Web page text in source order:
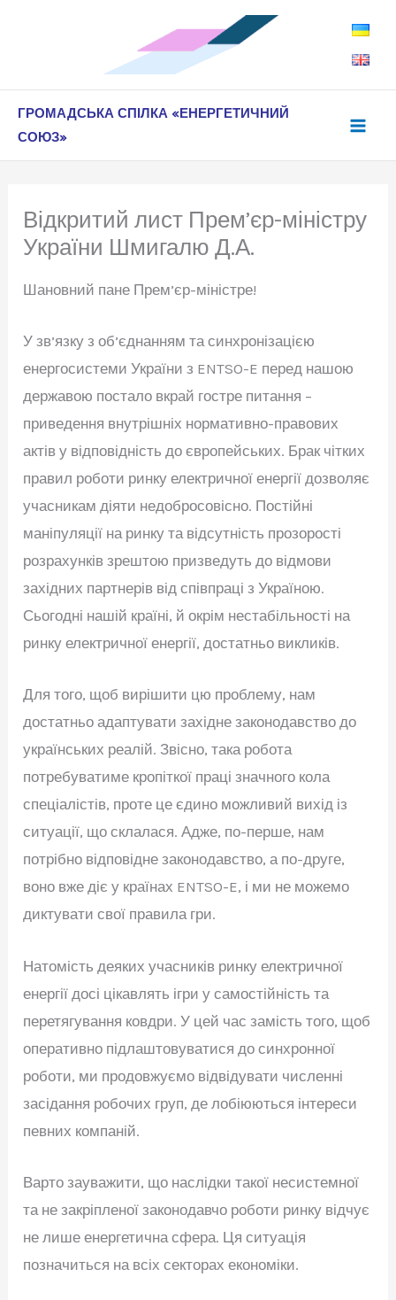
ГРОМАДСЬКА СПІЛКА «ЕНЕРГЕТИЧНИЙ
СОЮЗ»
Відкритий лист Прем’єр-міністру
України Шмигалю Д.А.
Шановний пане Прем’єр-міністре!
У зв’язку з об’єднанням та синхронізацією
енергосистеми України з ENTSO-E перед нашою
державою постало вкрай гостре питання –
приведення внутрішніх нормативно-правових
актів у відповідність до європейських. Брак чітких
правил роботи ринку електричної енергії дозволяє
учасникам діяти недобросовісно. Постійні
маніпуляції на ринку та відсутність прозорості
розрахунків зрештою призведуть до відмови
західних партнерів від співпраці з Україною.
Сьогодні нашій країні, й окрім нестабільності на
ринку електричної енергії, достатньо викликів.
Для того, щоб вирішити цю проблему, нам
достатньо адаптувати західне законодавство до
українських реалій. Звісно, така робота
потребуватиме кропіткої праці значного кола
спеціалістів, проте це єдино можливий вихід із
ситуації, що склалася. Адже, по-перше, нам
потрібно відповідне законодавство, а по-друге,
воно вже діє у країнах ENTSO-E, і ми не можемо
диктувати свої правила гри.
Натомість деяких учасників ринку електричної
енергії досі цікавлять ігри у самостійність та
перетягування ковдри. У цей час замість того, щоб
оперативно підлаштовуватися до синхронної
роботи, ми продовжуємо відвідувати численні
засідання робочих груп, де лобіюються інтереси
певних компаній.
Варто зауважити, що наслідки такої несистемної
та не закріпленої законодавчо роботи ринку відчує
не лише енергетична сфера. Ця ситуація
позначиться на всіх секторах економіки.